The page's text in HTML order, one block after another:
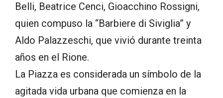
Belli, Beatrice Cenci, Gioacchino Rossigni,
quien compuso la “Barbiere di Siviglia” y
Aldo Palazzeschi, que vivió durante treinta
años en el Rione.
La Piazza es considerada un símbolo de la
agitada vida urbana que comienza en la